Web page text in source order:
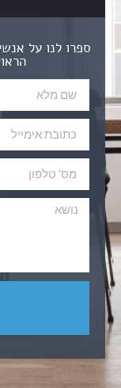
ספרו לנו על